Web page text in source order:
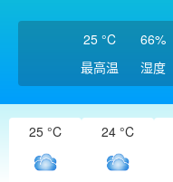
25 °C
最高温
66%
湿度
25 °C 24 °C